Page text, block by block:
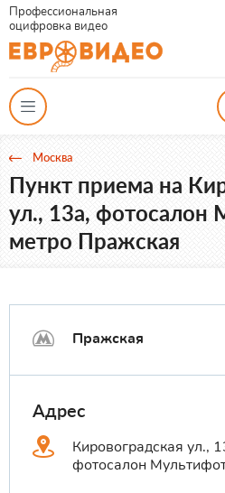
Профессиональная
оцифровка видео
Москва
Пункт приема на
ул., 13а, фотосалон
метро Пражская
Пражская
Адрес
Кировоградская ул.,
фотосалон